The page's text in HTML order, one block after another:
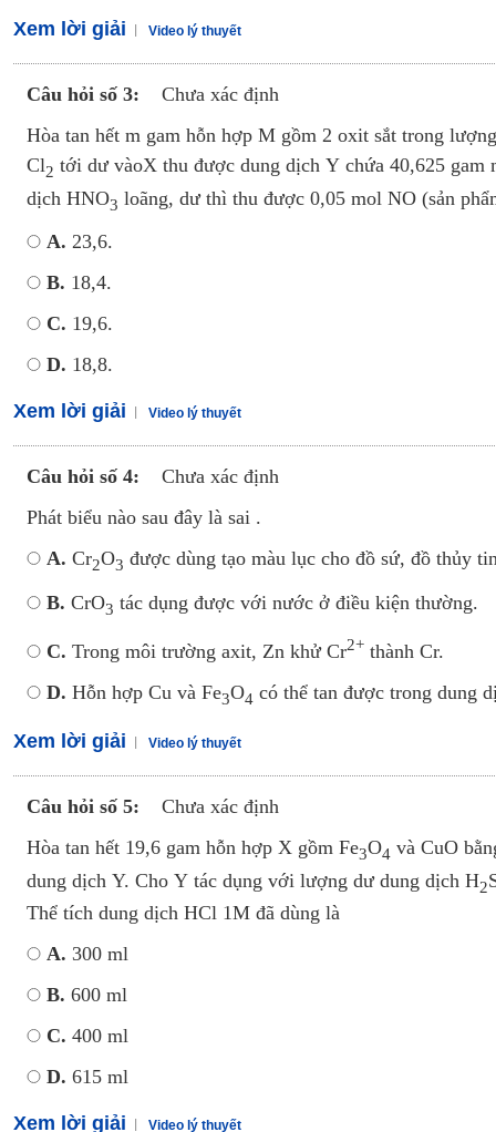
Xem lời giải Video lý thuyết
Câu hỏi số 3:
Chưa xác định
Hòa tan hết m gam hỗn hợp M gồm 2 oxit sắt trong
Cl2 tới dư vàoX thu được dung dịch Y chứa 40,625
dịch HNO3 loãng, dư thì thu được 0,05 mol NO (sản
A. 23,6.
B. 18,4.
C. 19,6.
D. 18,8.
Xem lời giải Video lý thuyết
Câu hỏi số 4:
Chưa xác định
Phát biểu nào sau đây là sai .
A. Cr2O3 được dùng tạo màu lục cho đồ sứ, đồ thủy
B. CrO3 tác dụng được với nước ở điều kiện thường.
C. Trong môi trường axit, Zn khử Cr2+ thành Cr.
D. Hỗn hợp Cu và Fe3O4 có thể tan được trong dung
Xem lời giải Video lý thuyết
Câu hỏi số 5:
Chưa xác định
Hòa tan hết 19,6 gam hỗn hợp X gồm Fe3O4 và CuO
dung dịch Y. Cho Y tác dụng với lượng dư dung dịch H2
Thể tích dung dịch HCl 1M đã dùng là
A. 300 ml
B. 600 ml
C. 400 ml
D. 615 ml
Xem lời giải Video lý thuyết